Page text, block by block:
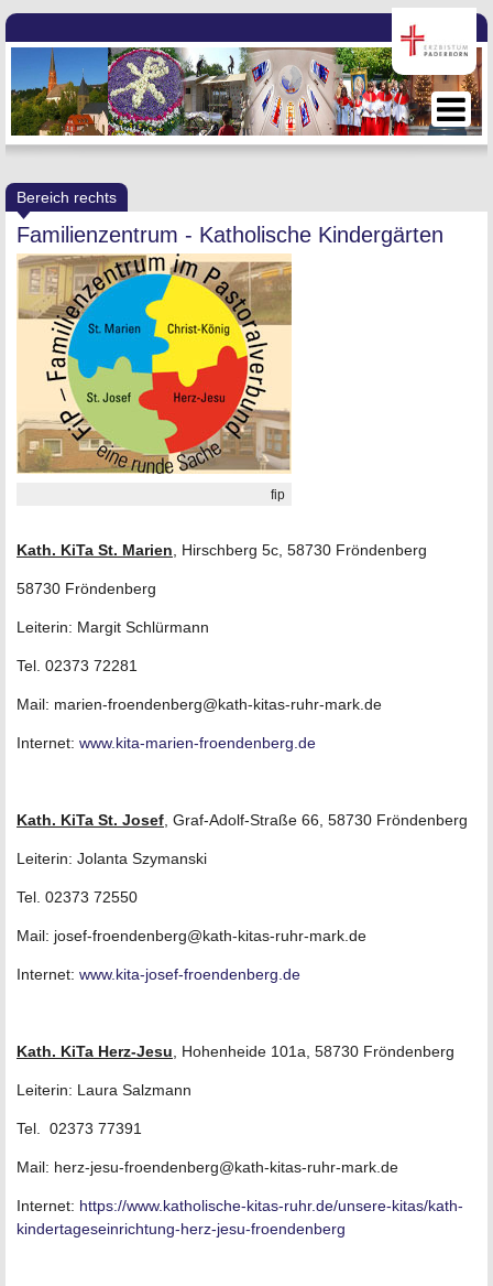
Bereich rechts
Familienzentrum - Katholische Kindergärten
fip
Kath. KiTa St. Marien , Hirschberg 5c, 58730 Fröndenberg
58730 Fröndenberg
Leiterin: Margit Schlürmann
Tel. 02373 72281
Mail: marien-froendenberg@kath-kitas-ruhr-mark.de
Internet: www.kita-marien-froendenberg.de
Kath. KiTa St. Josef , Graf-Adolf-Straße 66, 58730 Fröndenberg
Leiterin: Jolanta Szymanski
Tel. 02373 72550
Mail: josef-froendenberg@kath-kitas-ruhr-mark.de
Internet: www.kita-josef-froendenberg.de
Kath. KiTa Herz-Jesu , Hohenheide 101a, 58730 Fröndenberg
Leiterin: Laura Salzmann
Tel. 02373 77391
Mail: herz-jesu-froendenberg@kath-kitas-ruhr-mark.de
Internet: https://www.katholische-kitas-ruhr.de/unsere-kitas/kath-
kindertageseinrichtung-herz-jesu-froendenberg